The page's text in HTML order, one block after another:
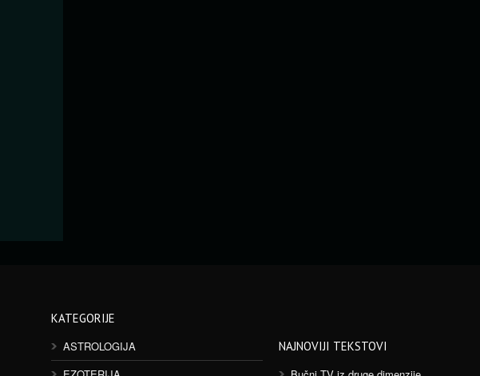
KATEGORIJE
ASTROLOGIJA
NAJNOVIJI TEKSTOVI